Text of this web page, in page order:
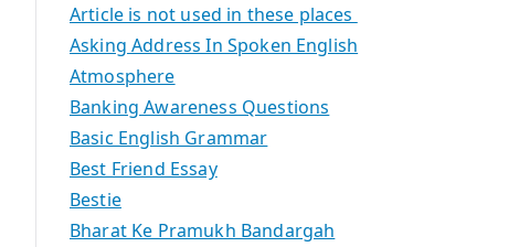
Article is not used in these places
Asking Address In Spoken English
Atmosphere
Banking Awareness Questions
Basic English Grammar
Best Friend Essay
Bestie
Bharat Ke Pramukh Bandargah